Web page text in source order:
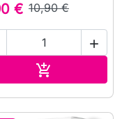
€ 10,90 €

